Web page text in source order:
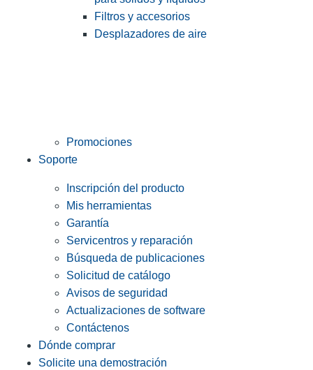
Filtros y accesorios
Desplazadores de aire
Promociones
Soporte
Inscripción del producto
Mis herramientas
Garantía
Servicentros y reparación
Búsqueda de publicaciones
Solicitud de catálogo
Avisos de seguridad
Actualizaciones de software
Contáctenos
Dónde comprar
Solicite una demostración